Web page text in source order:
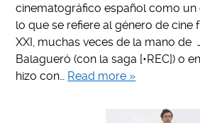
cinematográfico español como un
lo que se refiere al género de cine
XXI, muchas veces de la mano de
Balagueró (con la saga [•REC]) o
hizo con… Read more »